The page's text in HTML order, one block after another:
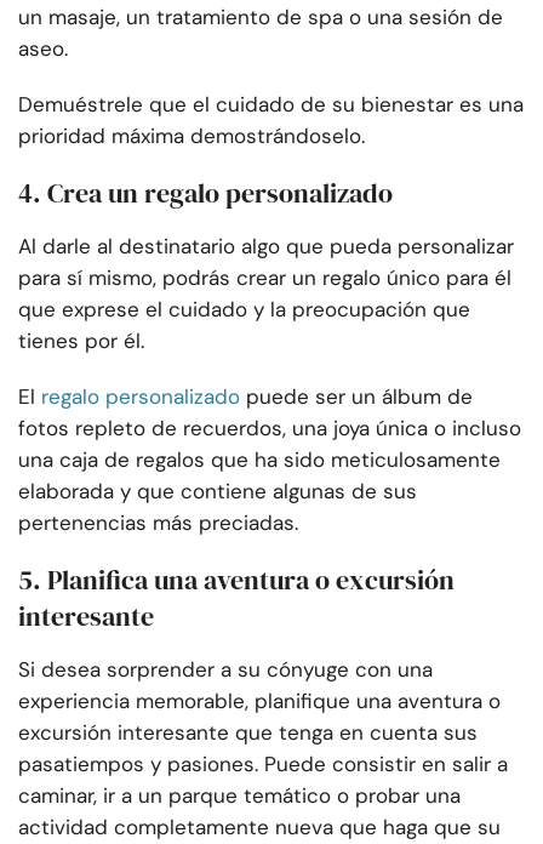
un masaje, un tratamiento de spa o una sesión de
aseo.
Demuéstrele que el cuidado de su bienestar es una
prioridad máxima demostrándoselo.
4. Crea un regalo personalizado
Al darle al destinatario algo que pueda personalizar
para sí mismo, podrás crear un regalo único para él
que exprese el cuidado y la preocupación que
tienes por él.
El regalo personalizado puede ser un álbum de
fotos repleto de recuerdos, una joya única o incluso
una caja de regalos que ha sido meticulosamente
elaborada y que contiene algunas de sus
pertenencias más preciadas.
5. Planifica una aventura o excursión
interesante
Si desea sorprender a su cónyuge con una
experiencia memorable, planifique una aventura o
excursión interesante que tenga en cuenta sus
pasatiempos y pasiones. Puede consistir en salir a
caminar, ir a un parque temático o probar una
actividad completamente nueva que haga que su